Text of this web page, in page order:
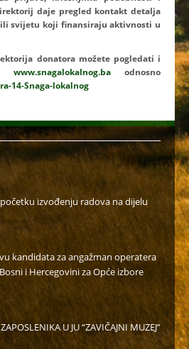
daje pregled kontakt detalja
svijetu koji finansiraju aktivnosti u
donatora možete pogledati i
www.snagalokalnog.baodnosno
14-Snaga-lokalnog
izvođenju radova na dijelu
kandidata za angažman operatera
i Hercegovini za Opće izbore
U JU “ZAVIČAJNI MUZEJ”